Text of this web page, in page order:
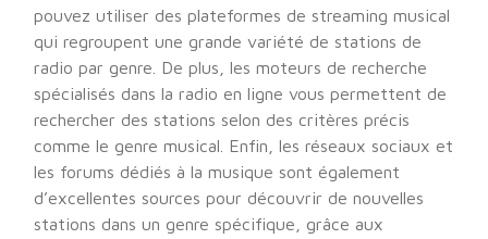
pouvez utiliser des plateformes de streaming musical
qui regroupent une grande variété de stations de
radio par genre. De plus, les moteurs de recherche
spécialisés dans la radio en ligne vous permettent de
rechercher des stations selon des critères précis
comme le genre musical. Enfin, les réseaux sociaux et
les forums dédiés à la musique sont également
d’excellentes sources pour découvrir de nouvelles
stations dans un genre spécifique, grâce aux